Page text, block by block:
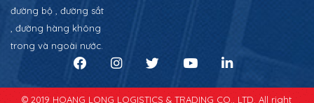
đường bộ , đường sắt
, đường hàng không
trong và ngoài nước.
© 2019 HOANG LONG LOGISTICS & TRADING CO., LTD. All right